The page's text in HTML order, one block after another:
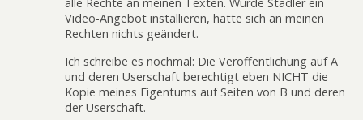
alle Rechte an meinen Texten. Würde Stadler ein
Video-Angebot installieren, hätte sich an meinen
Rechten nichts geändert.
Ich schreibe es nochmal: Die Veröffentlichung auf A
und deren Userschaft berechtigt eben NICHT die
Kopie meines Eigentums auf Seiten von B und deren
der Userschaft.